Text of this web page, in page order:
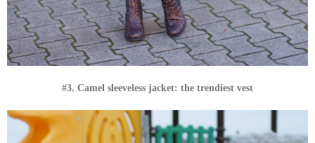
#3. Camel sleeveless jacket: the trendiest vest